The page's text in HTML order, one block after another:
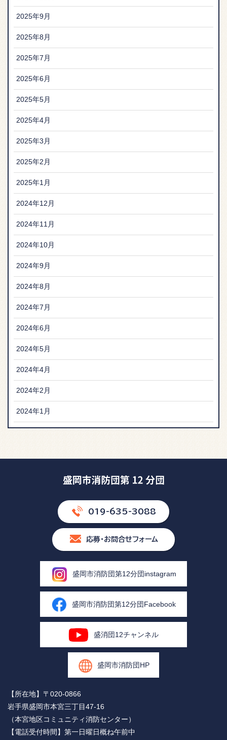
2025年9月
2025年8月
2025年7月
2025年6月
2025年5月
2025年4月
2025年3月
2025年2月
2025年1月
2024年12月
2024年11月
2024年10月
2024年9月
2024年8月
2024年7月
2024年6月
2024年5月
2024年4月
2024年2月
2024年1月
019-635-3088
応募・お問合せフォーム
盛岡市消防団第12分団instagram
盛岡市消防団第12分団Facebook
盛消団12チャンネル
盛岡市消防団HP
【所在地】〒020-0866
岩手県盛岡市本宮三丁目47-16
（本宮地区コミュニティ消防センター）
【電話受付時間】第一日曜日概ね午前中